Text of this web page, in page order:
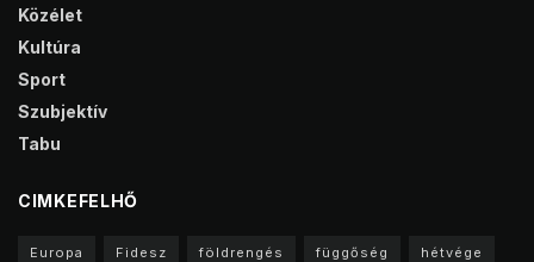
Közélet
Kultúra
Sport
Szubjektív
Tabu
CIMKEFELHŐ
Europa Fidesz földrengés függőség hétvége